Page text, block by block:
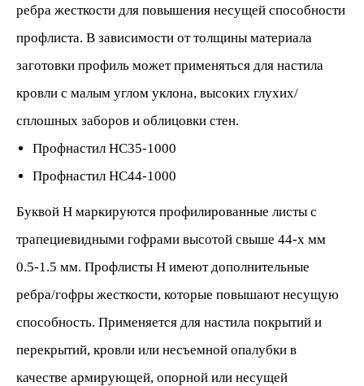
ребра жесткости для повышения несущей способности
профлиста. В зависимости от толщины материала
заготовки профиль может применяться для настила
кровли с малым углом уклона, высоких глухих/
сплошных заборов и облицовки стен.
Профнастил НС35-1000
Профнастил НС44-1000
Буквой Н маркируются профилированные листы с
трапециевидными гофрами высотой свыше 44-х мм
0.5-1.5 мм. Профлисты Н имеют дополнительные
ребра/гофры жесткости, которые повышают несущую
способность. Применяется для настила покрытий и
перекрытий, кровли или несъемной опалубки в
качестве армирующей, опорной или несущей